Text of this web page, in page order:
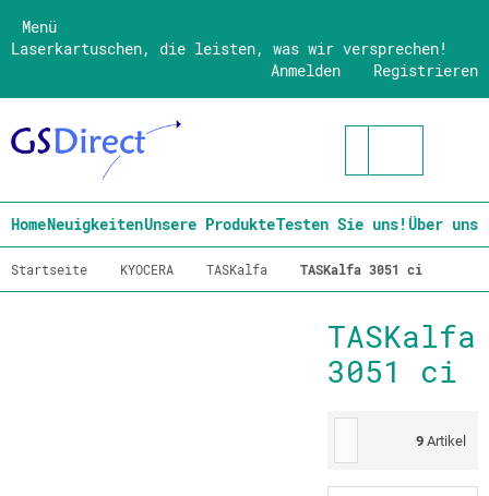
Menü
Laserkartuschen, die leisten, was wir versprechen!
Registrieren
Anmelden
HomeNeuigkeitenUnsere ProdukteTesten Sie uns!Über uns
Startseite KYOCERA TASKalfa TASKalfa 3051 ci
TASKalfa
3051 ci
9 Artikel